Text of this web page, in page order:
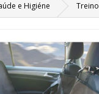
e Higiéne Treino